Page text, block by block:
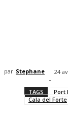
par Stephane
-
24
TAGS Port
Cala del Forte